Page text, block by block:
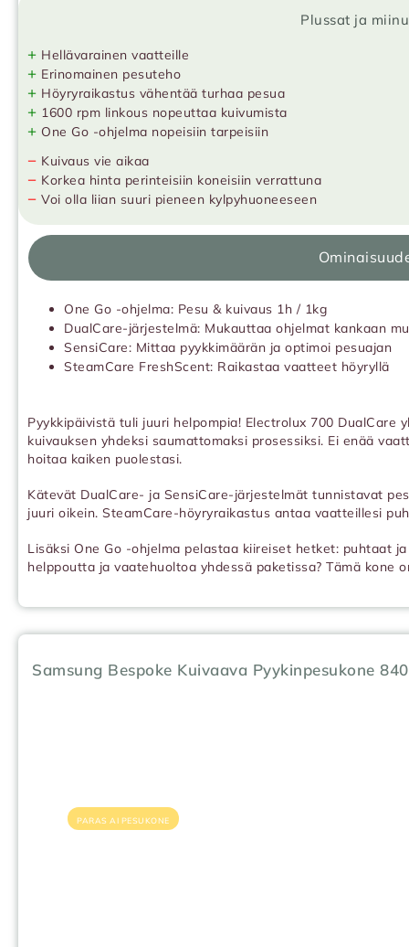
Plussat ja
+ Hellävarainen vaatteille
+ Erinomainen pesuteho
+ Höyryraikastus vähentää turhaa pesua
+ 1600 rpm linkous nopeuttaa kuivumista
+ One Go -ohjelma nopeisiin tarpeisiin
− Kuivaus vie aikaa
− Korkea hinta perinteisiin koneisiin verrattuna
− Voi olla liian suuri pieneen kylpyhuoneeseen
One Go -ohjelma: Pesu & kuivaus 1h / 1kg
DualCare-järjestelmä: Mukauttaa ohjelmat kankaan
SensiCare: Mittaa pyykkimäärän ja optimoi pesuajan
SteamCare FreshScent: Raikastaa vaatteet höyryllä
Pyykkipäivistä tuli juuri helpompia! Electrolux 700 DualCare
kuivauksen yhdeksi saumattomaksi prosessiksi. Ei enää
hoitaa kaiken puolestasi.
Kätevät DualCare- ja SensiCare-järjestelmät tunnistavat
juuri oikein. SteamCare-höyryraikastus antaa vaatteillesi
Lisäksi One Go -ohjelma pelastaa kiireiset hetket: puhtaat
helppoutta ja vaatehuoltoa yhdessä paketissa? Tämä kone
Samsung Bespoke Kuivaava Pyykinpesukone
PARAS AI PESUKONE